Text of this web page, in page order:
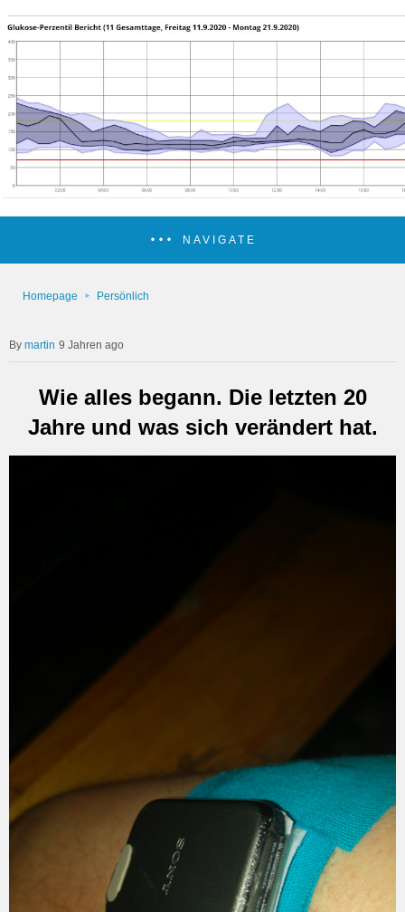
NAVIGATE
Homepage Persönlich
martin 9 Jahren ago
Wie alles begann. Die letzten 20
Jahre und was sich verändert hat.